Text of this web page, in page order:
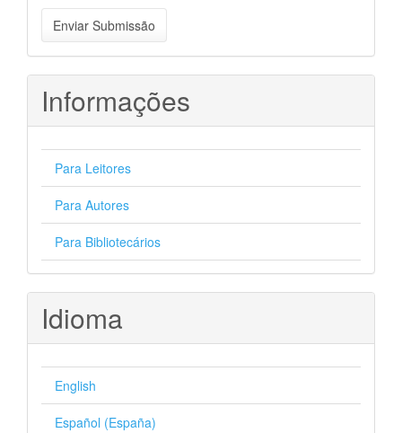
Enviar
Submissão
Enviar Submissão
Informações
Para Leitores
Para Autores
Para Bibliotecários
Idioma
English
Español (España)